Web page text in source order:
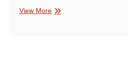
View MoreСлед